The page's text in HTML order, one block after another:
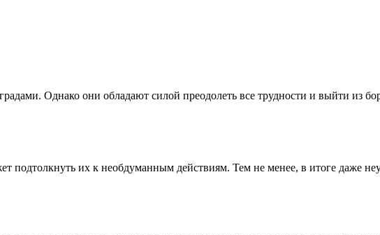
Однако они обладают силой преодолеть все трудности и выйти из
подтолкнуть их к необдуманным действиям. Тем не менее, в итоге даже